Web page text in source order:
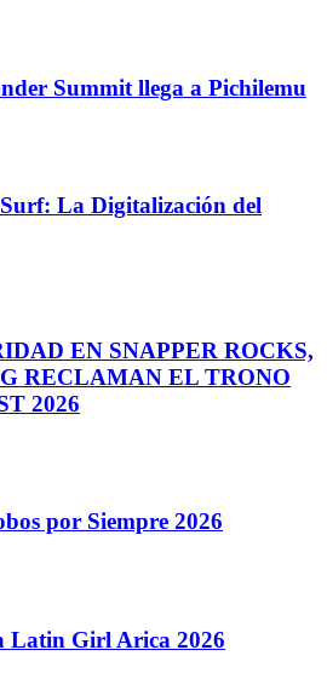
Summit llega a Pichilemu
La Digitalización del
EN SNAPPER ROCKS,
RECLAMAN EL TRONO
2026
por Siempre 2026
Latin Girl Arica 2026